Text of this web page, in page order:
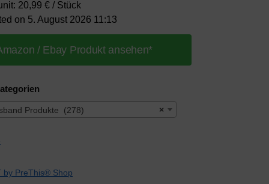
20,99 € / Stück
on 5. August 2026 11:13
/ Ebay Produkt ansehen*
×
Produkte (278)